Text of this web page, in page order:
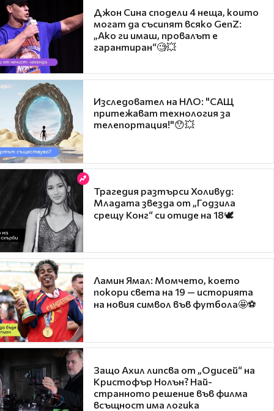
Джон Сина сподели 4 неща, които
могат да съсипят всяко GenZ:
„Ако ги имаш, провалът е
гарантиран“🧐💥
Изследовател на НЛО: "САЩ
притежават технология за
телепортация!"😯💥
Трагедия разтърси Холивуд:
Младата звезда от „Годзила
срещу Конг“ си отиде на 18🕊️
Ламин Ямал: Момчето, което
покори света на 19 — историята
на новия символ във футбола🤩⚽
Защо Ахил липсва от „Одисей“ на
Кристофър Нолън? Най-
странното решение във филма
всъщност има логика